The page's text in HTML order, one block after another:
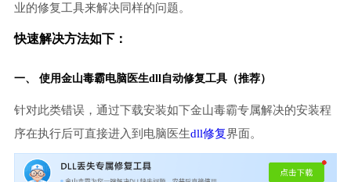
业的修复工具来解决同样的问题。
快速解决方法如下：
一、 使用金山毒霸电脑医生dll自动修复工具（推荐）
针对此类错误，通过下载安装如下金山毒霸专属解决的安装程
序在执行后可直接进入到电脑医生dll修复界面。